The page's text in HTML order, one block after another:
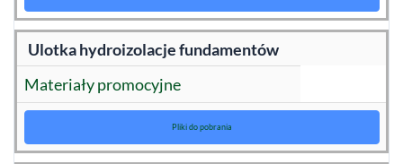
Ulotka hydroizolacje fundamentów
Materiały promocyjne
Pliki do pobrania